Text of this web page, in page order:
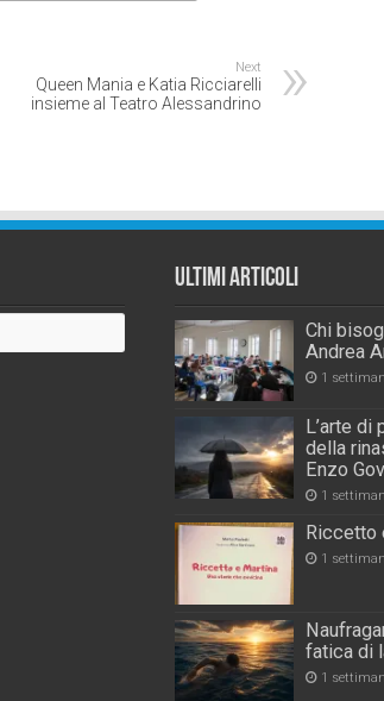
Next
Queen Mania e Katia Ricciarelli
insieme al Teatro Alessandrino
Ultimi Articoli
Chi
Andrea
1
L’arte
della
Enzo
1
Riccetto
1
fatica di
1